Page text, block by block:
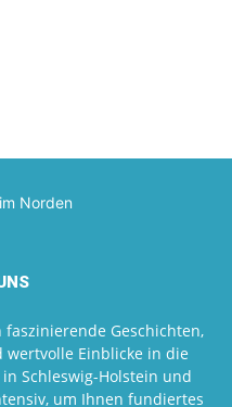
Geschichten,
Einblicke in die
Schleswig-Holstein und
um Ihnen fundiertes